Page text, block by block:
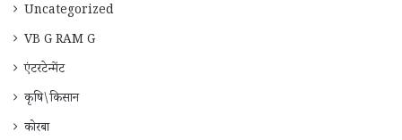
Uncategorized
VB G RAM G
एंटरटेन्मेंट
कृषि\किसान
कोरबा